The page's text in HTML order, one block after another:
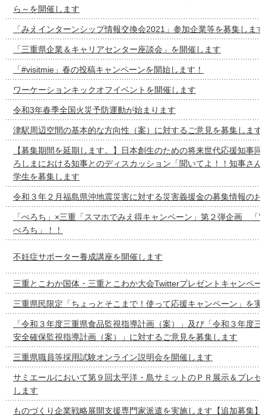
ら～を開催します
「みえインターンシップ情報交換会2021」参加企業等を募集します
「三重県企業＆キャリアセンター座談会」を開催します
「#visitmie」春の投稿キャンペーンを開始します！
ワーケーションキックオフイベントを開催します
令和3年春季全国火災予防運動が始まります
津駅周辺空間の基本的な方向性（案）に対するご意見を募集します
【募集期間を延期します。】日本創生のための将来世代応援知事
ろしまにおける知事とのディスカッション「聞いてよ！！知事さん
学生を募集します
令和３年２月福島県沖地震災害に対する災害義援金の募集情報のお
「ぺろち」×三重「スマホでみえ得キャンペーン」第２弾企画 「”
ぺろち」！！
不妊症サポーター養成講座を開催します
三重とこわか国体・三重とこわか大会Twitterプレゼントキャンペー
三重県民限定「ちょっとそこまで！使って応援キャンペーン」を実
「令和３年度三重県食品監視指導計画（案）」及び「令和３年度
安全確保監視指導計画（案）」に対するご意見を募集します
三重県職員等採用試験オンライン説明会を開催します
サミエールにおいて第９回太平洋・島サミットのＰＲ展示＆プレゼ
します
ものづくり企業戦略展開支援専門家派遣を実施します【追加募集】